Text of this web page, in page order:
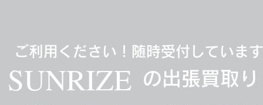
ご利用ください！随時受付しています
SUNRIZE の出張買取り